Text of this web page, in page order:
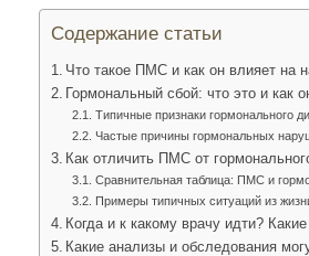
Содержание статьи
Что такое ПМС и как он влияет на
Гормональный сбой: что это и как
Типичные признаки гормонального
Частые причины гормональных
Как отличить ПМС от
Сравнительная таблица: ПМС и
Примеры типичных ситуаций из
Когда и к какому врачу идти?
Какие анализы и обследования